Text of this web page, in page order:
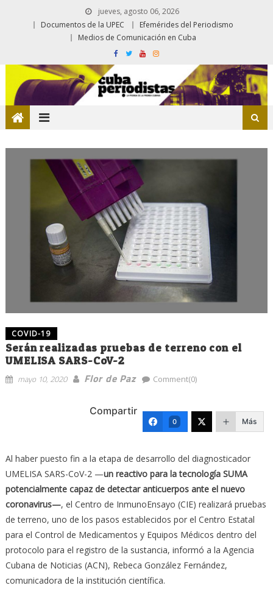
jueves, agosto 06, 2026
Documentos de la UPEC
Efemérides del Periodismo
Medios de Comunicación en Cuba
COVID-19
Serán realizadas pruebas de terreno con el
UMELISA SARS-CoV-2
mayo 10, 2020 Flor de Paz Comment(0)
Compartir
0 Más
Al haber puesto fin a la etapa de desarrollo del diagnosticador
UMELISA SARS-CoV-2 —un reactivo para la tecnología SUMA
potencialmente capaz de detectar anticuerpos ante el nuevo
coronavirus—, el Centro de InmunoEnsayo (CIE) realizará pruebas
de terreno, uno de los pasos establecidos por el Centro Estatal
para el Control de Medicamentos y Equipos Médicos dentro del
protocolo para el registro de la sustancia, informó a la Agencia
Cubana de Noticias (ACN), Rebeca González Fernández,
comunicadora de la institución científica.